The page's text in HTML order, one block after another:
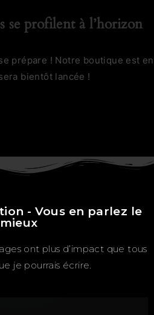
se profilent à l’horizon
prépare ! Notre boutique est en
bientôt lancée !
- Vous en parlez le
mieux
ont plus d’impact que tous
je pourrais écrire.